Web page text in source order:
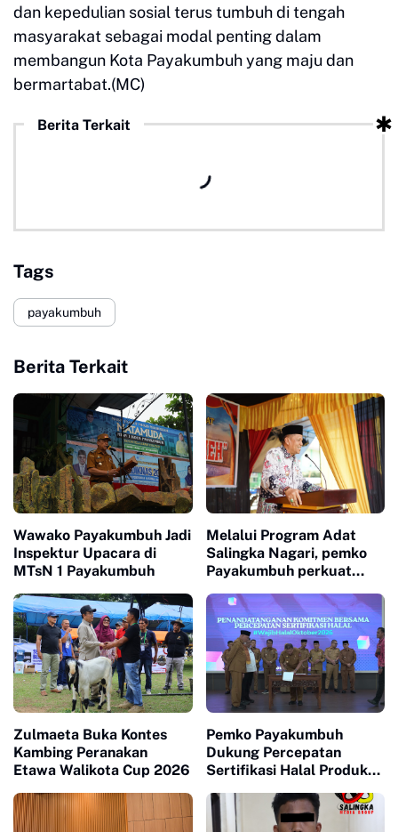
dan kepedulian sosial terus tumbuh di tengah
masyarakat sebagai modal penting dalam
membangun Kota Payakumbuh yang maju dan
bermartabat.(MC)
Berita Terkait
Tags
payakumbuh
Berita Terkait
Wawako Payakumbuh Jadi
Inspektur Upacara di
MTsN 1 Payakumbuh
Melalui Program Adat
Salingka Nagari, pemko
Payakumbuh perkuat
Budaya Minangkabau
Zulmaeta Buka Kontes
Kambing Peranakan
Etawa Walikota Cup 2026
Pemko Payakumbuh
Dukung Percepatan
Sertifikasi Halal Produk